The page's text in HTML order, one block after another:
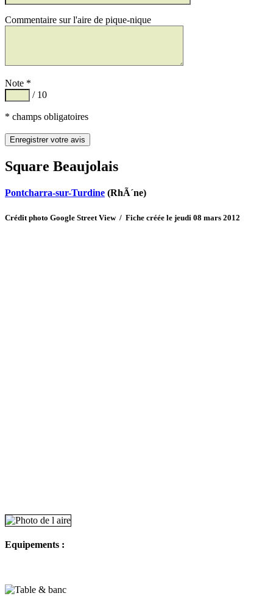
Commentaire sur l'aire de pique-nique
Note *
/ 10
* champs obligatoires
Square Beaujolais
Pontcharra-sur-Turdine (RhÃ´ne)
Crédit photo Google Street View / Fiche créée le jeudi 08 mars 2012
Equipements :